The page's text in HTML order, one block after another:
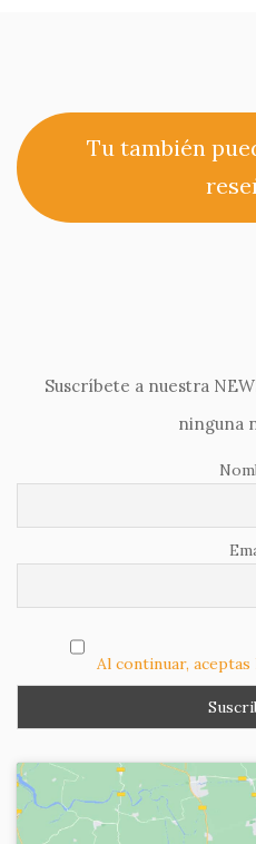
Tu también
Suscríbete a nuestra
ninguna
Al continuar,